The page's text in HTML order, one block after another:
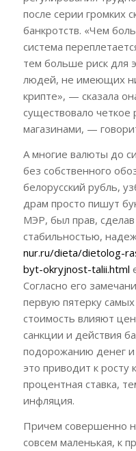
после серии громких
банкротств. «Чем
система
тем больше риск для
людей, не имеющих
крипте», — сказала
существовало
магазинами, —
А многие валюты до
без собственного
белорусский рубль,
драм просто пишут
МЭР, был прав,
стабильностью,
nur.ru/dieta/dietolog-
byt-okryjnost-talii.html
Согласно его
первую пятерку
стоимость влияют
санкции и действия
подорожанию денег
это приводит к
процентная ставка,
инфляция.
Причем совершенно
совсем маленькая, к